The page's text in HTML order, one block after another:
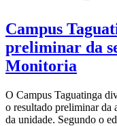
Campus
preliminar da
Monitoria
O Campus Taguatinga
o resultado preliminar da
da unidade. Segundo o